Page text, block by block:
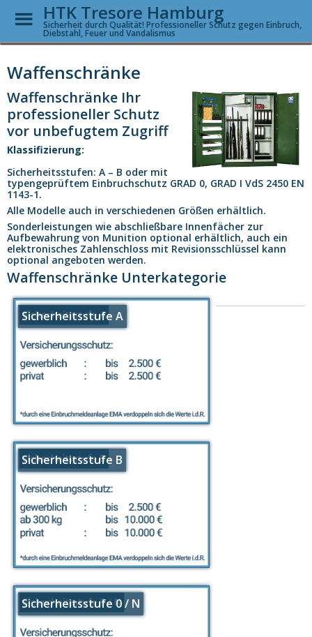
Skip
main
content
HTK Tresore Hamburg
Sicherheit durch Qualität! Professioneller Schutz gegen Einbruch,
Diebstahl, Feuer und Vandalismus
Toggle
Menu
Waffenschränke
Waffenschränke Ihr
professioneller Schutz
vor unbefugtem Zugriff
Klassifizierung:
Sicherheitsstufen: A – B oder mit
typengeprüftem Einbruchschutz GRAD 0, GRAD I VdS 2450 EN
1143-1.
Alle Modelle auch in verschiedenen Größen erhältlich.
Sonderleistungen wie abschließbare Innenfächer zur
Aufbewahrung von Munition optional erhältlich, auch ein
elektronisches Zahlenschloss mit Revisionsschlüssel kann
optional angeboten werden.
Waffenschränke Unterkategorie
Sicherheitsstufe A
Sicherheitsstufe B
Sicherheitsstufe 0 / N